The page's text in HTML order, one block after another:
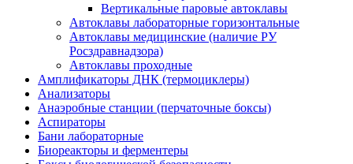
Вертикальные паровые автоклавы
Автоклавы лабораторные горизонтальные
Автоклавы медицинские (наличие РУ
Росздравнадзора)
Автоклавы проходные
Амплификаторы ДНК (термоциклеры)
Анализаторы
Анаэробные станции (перчаточные боксы)
Аспираторы
Бани лабораторные
Биореакторы и ферментеры